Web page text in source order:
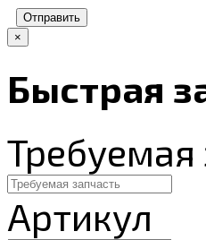
Отправить
×
Быстрая
Требуемая
Артикул